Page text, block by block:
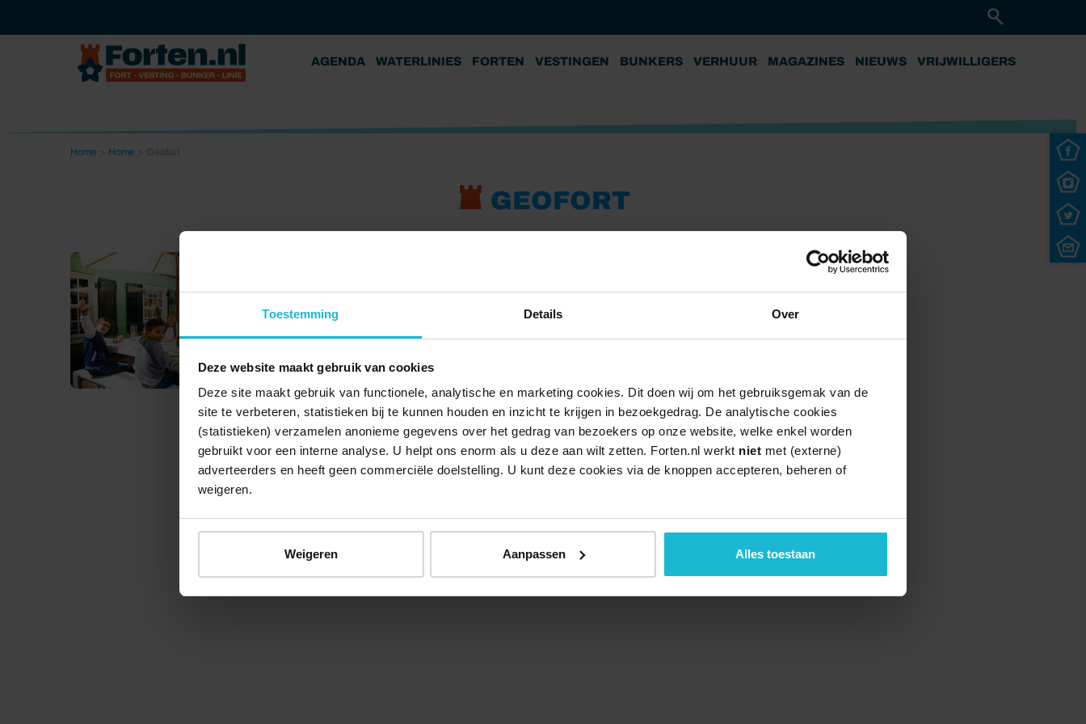
Toestemming Details Over
Deze website maakt gebruik van cookies
Deze site maakt gebruik van functionele, analytische en marketing cookies. Dit doen wij om het gebruiksgemak van de
site te verbeteren, statistieken bij te kunnen houden en inzicht te krijgen in bezoekgedrag. De analytische cookies
(statistieken) verzamelen anonieme gegevens over het gedrag van bezoekers op onze website, welke enkel worden
gebruikt voor een interne analyse. U helpt ons enorm als u deze aan wilt zetten. Forten.nl werkt niet met (externe)
adverteerders en heeft geen commerciële doelstelling. U kunt deze cookies via de knoppen accepteren, beheren of
weigeren.
Weigeren Aanpassen Alles toestaan
AGENDA WATERLINIES FORTEN VESTINGEN BUNKERS VERHUUR MAGAZINES NIEUWS VRIJWILLIGERS
Home Home
GEOFORT
© 2026 Stichting Forten Nederland